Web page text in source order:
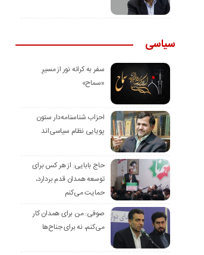
سیاسی
سفر به کرانه‌ نور از مسیرِ
«سماح»
احزاب شناسنامه‌دار ستون
پویایی نظام سیاسی‌اند
حاج بابایی: از هر کس برای
توسعه همدان قدم بردارد،
حمایت می‌کنم
صوفی: من برای همدان کار
می‌کنم، نه برای جناح‌ها